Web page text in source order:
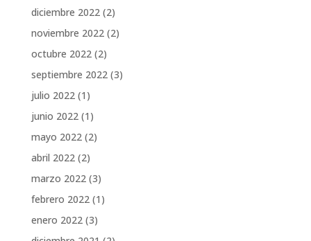
diciembre 2022(2)
noviembre 2022(2)
octubre 2022(2)
septiembre 2022(3)
julio 2022(1)
junio 2022(1)
mayo 2022(2)
abril 2022(2)
marzo 2022(3)
febrero 2022(1)
enero 2022(3)